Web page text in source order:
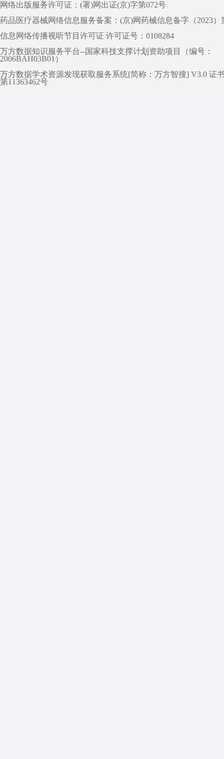
网络出版服务许可证：(署)网出证(京)字第072号
药品医疗器械网络信息服务备案：(京)网药械信息备字（2023）
信息网络传播视听节目许可证 许可证号：0108284
万方数据知识服务平台--国家科技支撑计划资助项目（编号：
2006BAH03B01）
万方数据学术资源发现获取服务系统[简称：万方智搜] V3.0 证
第11363462号